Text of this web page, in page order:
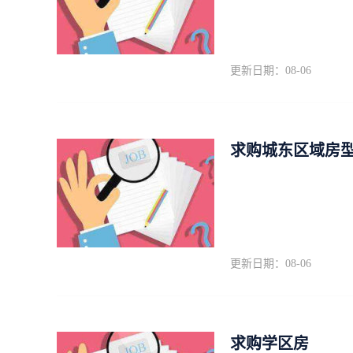
更新日期：08-06
求购城东区域房
更新日期：08-06
求购学区房